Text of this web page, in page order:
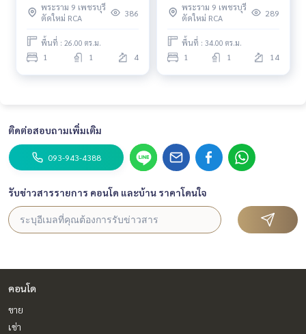
พระราม 9 เพชรบุรี
ตัดใหม่ RCA
386
พื้นที่ : 26.00 ตร.ม.
1 1 4
พระราม 9 เพชรบุรี
ตัดใหม่ RCA
289
พื้นที่ : 34.00 ตร.ม.
1 1 14
ติดต่อสอบถามเพิ่มเติม
093-943-4388
รับข่าวสารรายการ คอนโด และบ้าน ราคาโดนใจ
คอนโด
ขาย
เช่า